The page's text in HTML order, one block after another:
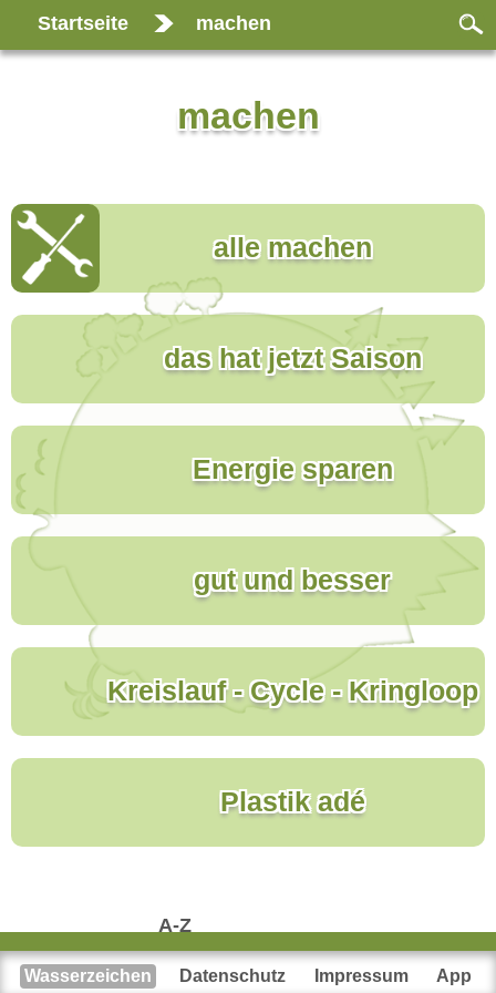
Startseite machen
machen
alle machen
das hat jetzt Saison
Energie sparen
gut und besser
Kreislauf - Cycle - Kringloop
Plastik adé
A-Z
Wasserzeichen Datenschutz Impressum App